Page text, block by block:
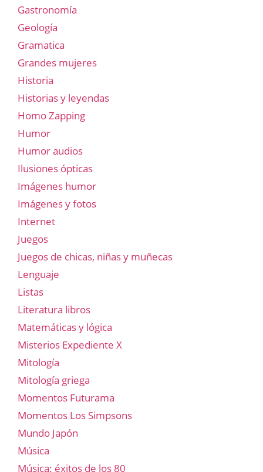
Gastronomía
Geología
Gramatica
Grandes mujeres
Historia
Historias y leyendas
Homo Zapping
Humor
Humor audios
Ilusiones ópticas
Imágenes humor
Imágenes y fotos
Internet
Juegos
Juegos de chicas, niñas y muñecas
Lenguaje
Listas
Literatura libros
Matemáticas y lógica
Misterios Expediente X
Mitología
Mitología griega
Momentos Futurama
Momentos Los Simpsons
Mundo Japón
Música
Música: éxitos de los 80